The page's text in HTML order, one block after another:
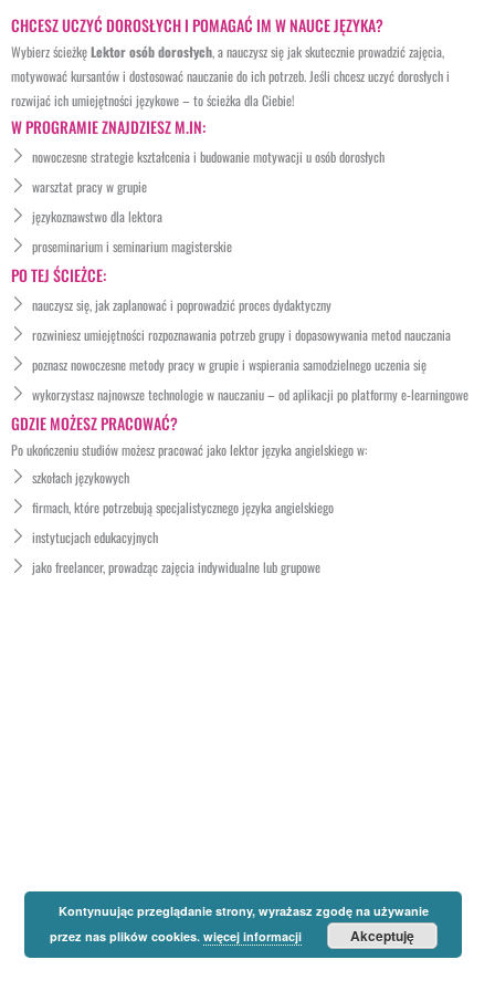
CHCESZ UCZYĆ DOROSŁYCH I POMAGAĆ IM W NAUCE JĘZYKA?
Wybierz ścieżkęLektor osób dorosłych, a nauczysz się jak skutecznie prowadzić zajęcia,
motywować kursantów i dostosować nauczanie do ich potrzeb. Jeśli chcesz uczyć dorosłych i
rozwijać ich umiejętności językowe – to ścieżka dla Ciebie!
W PROGRAMIE ZNAJDZIESZ M.IN:
nowoczesne strategie kształcenia i budowanie motywacji u osób dorosłych
warsztat pracy w grupie
językoznawstwo dla lektora
proseminarium i seminarium magisterskie
PO TEJ ŚCIEŻCE:
nauczysz się, jak zaplanować i poprowadzić proces dydaktyczny
rozwiniesz umiejętności rozpoznawania potrzeb grupy i dopasowywania metod nauczania
poznasz nowoczesne metody pracy w grupie i wspierania samodzielnego uczenia się
wykorzystasz najnowsze technologie w nauczaniu – od aplikacji po platformy e-learningowe
GDZIE MOŻESZ PRACOWAĆ?
Po ukończeniu studiów możesz pracować jako lektor języka angielskiego w:
szkołach językowych
firmach, które potrzebują specjalistycznego języka angielskiego
instytucjach edukacyjnych
jako freelancer, prowadząc zajęcia indywidualne lub grupowe
Kontynuując przeglądanie strony, wyrażasz zgodę na używanie
przez nas plików cookies. więcej informacji Akceptuję